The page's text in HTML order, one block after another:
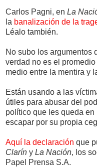
Carlos Pagni, en La
la banalización de la
Léalo también.
No subo los argumentos
verdad no es el
medio entre la mentira y
Están usando a las
útiles para abusar del
político que les queda
escapar por su propia
Aquí la declaración que
Clarín y La Nación, los
Papel Prensa S.A.